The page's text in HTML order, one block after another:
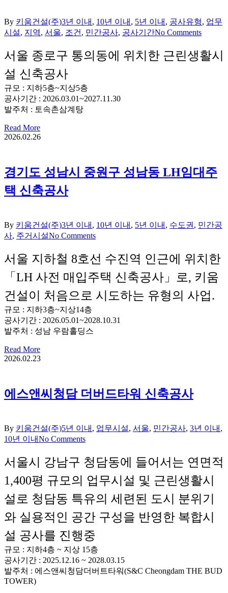
By 키움건설(주)3년 이내 , 10년 이내 , 5년 이내 , 공사유형, 업무
시설, 지역, 서울, 조건 , 민간공사, 공사기간No Comments
서울 종로구 통의동에 위치한 근린생활시
설 신축공사
규모 : 지하5층~지상5층
공사기간 : 2026.03.01~2027.11.30
발주처 : 토속촌삼계탕
Read More
2026.02.26
경기도 성남시 중원구 성남동 LH임대주
택 신축공사
By 키움건설(주)3년 이내 , 10년 이내 , 5년 이내 , 수도권 , 민간공
사, 주거시설No Comments
서울 지하철 8호선 수진역 인근에 위치한
「LH 사전 매입주택 신축공사」로, 키움
건설이 처음으로 시도하는 유형의 사업.
규모 : 지하3층~지상14층
공사기간 : 2026.05.01~2028.10.31
발주처 : 성남 우람홀딩스
Read More
2026.02.23
에스앤씨청담 더버드타워 신축공사
By 키움건설(주)5년 이내 , 업무시설, 서울, 민간공사, 3년 이내 ,
10년 이내No Comments
서울시 강남구 청담동에 들어서는 연면적
1,400평 규모의 업무시설 및 근린생활시
설로 청담동 특유의 세련된 도시 분위기
와 실용적인 공간 구성을 반영한 복합시
설 공사를 진행중
규모 : 지하4층 ~ 지상 15층
공사기간 : 2025.12.16 ~ 2028.03.15
발주처 : 에스앤씨청담더버트타워(S&C Cheongdam THE BUD
TOWER)